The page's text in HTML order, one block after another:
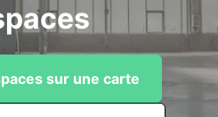
sur une carte